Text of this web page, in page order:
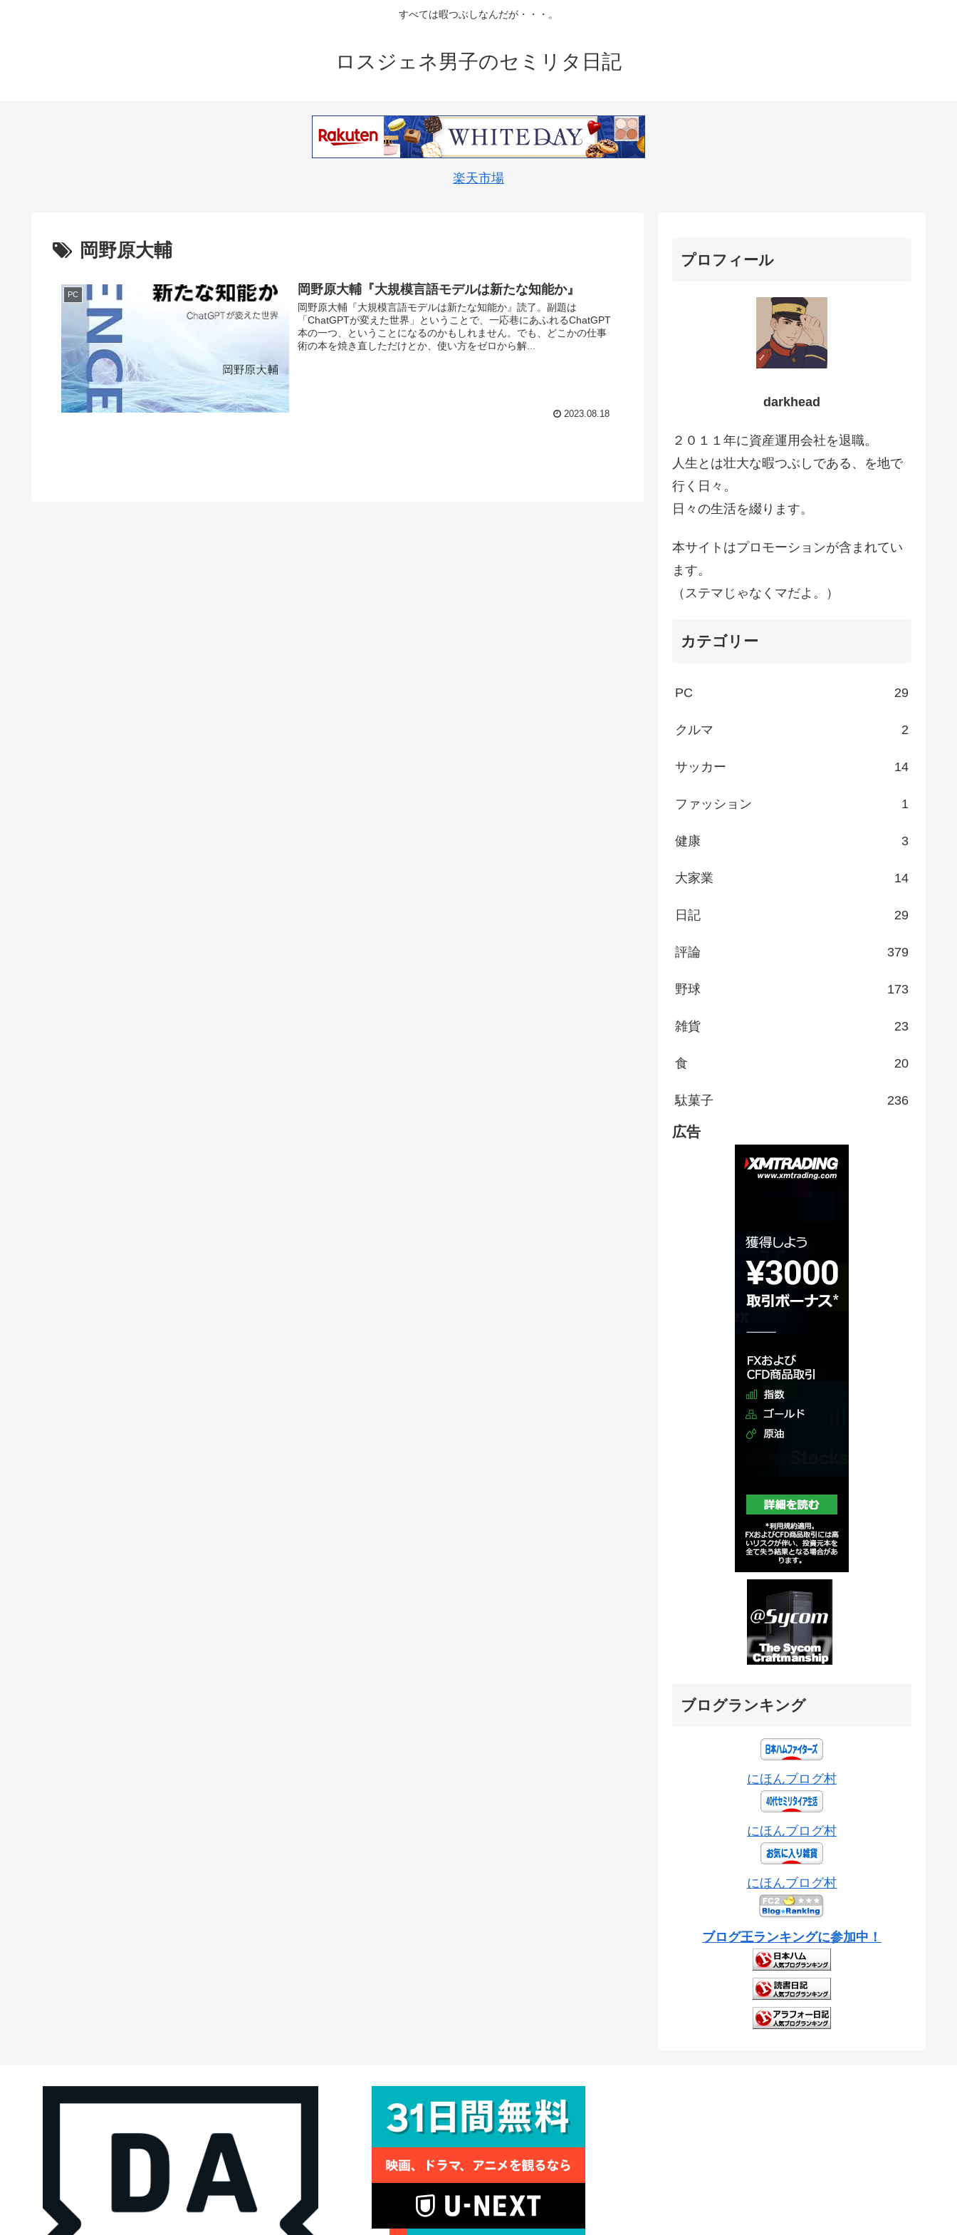
すべては暇つぶしなんだが・・・。
ロスジェネ男子のセミリタ日記
楽天市場
岡野原大輔
PC 岡野原大輔『大規模言語モデルは新たな知能か』
岡野原大輔『大規模言語モデルは新たな知能か』読了。副題は
「ChatGPTが変えた世界」ということで、一応巷にあふれるChatGPT
本の一つ、ということになるのかもしれません。でも、どこかの仕事
術の本を焼き直しただけとか、使い方をゼロから解...
2023.08.18
プロフィール
darkhead
２０１１年に資産運用会社を退職。
人生とは壮大な暇つぶしである、を地で
行く日々。
日々の生活を綴ります。
本サイトはプロモーションが含まれてい
ます。
（ステマじゃなくマだよ。）
カテゴリー
PC 29
クルマ 2
サッカー 14
ファッション 1
健康 3
大家業 14
日記 29
評論 379
野球 173
雑貨 23
食 20
駄菓子 236
広告
ブログランキング
にほんブログ村
にほんブログ村
にほんブログ村
ブログ王ランキングに参加中！